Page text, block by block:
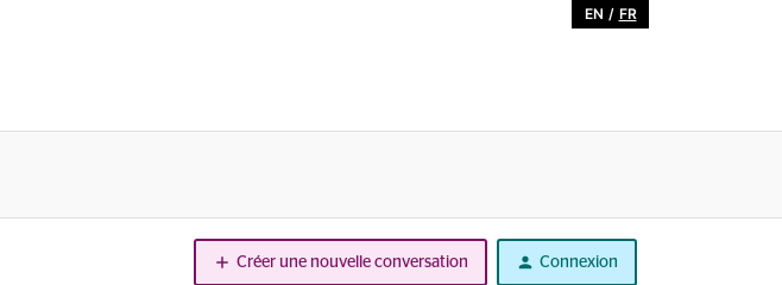
EN / FR
Créer une nouvelle conversation Connexion